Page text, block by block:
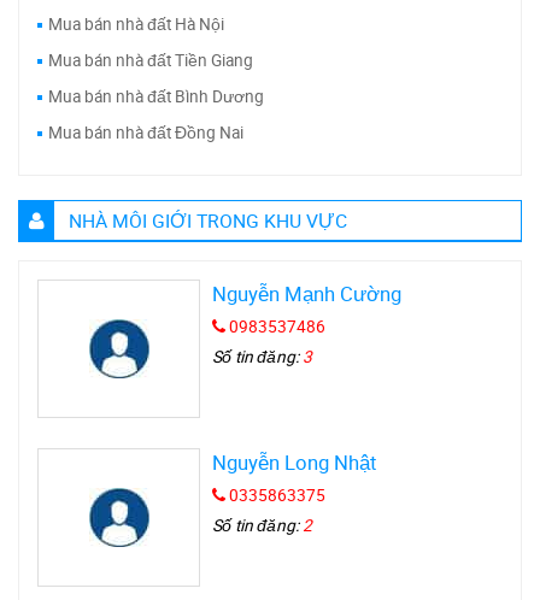
Mua bán nhà đất Hà Nội
Mua bán nhà đất Tiền Giang
Mua bán nhà đất Bình Dương
Mua bán nhà đất Đồng Nai
NHÀ MÔI GIỚI TRONG KHU VỰC
Nguyễn Mạnh Cường
0983537486
Số tin đăng:3
Nguyễn Long Nhật
0335863375
Số tin đăng:2